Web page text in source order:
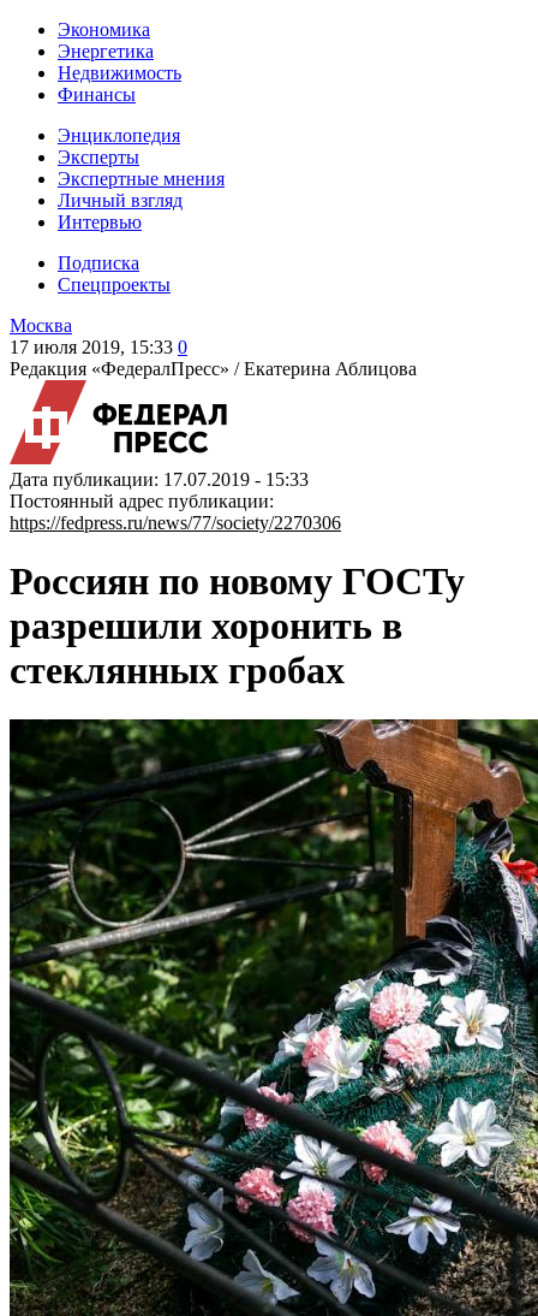
Экономика
Энергетика
Недвижимость
Финансы
Энциклопедия
Эксперты
Экспертные мнения
Личный взгляд
Интервью
Подписка
Спецпроекты
Москва
17 июля 2019, 15:33 0
Редакция «ФедералПресс» /Екатерина Аблицова
Дата публикации: 17.07.2019 - 15:33
Постоянный адрес публикации:
https://fedpress.ru/news/77/society/2270306
Россиян по новому ГОСТу
разрешили хоронить в
стеклянных гробах